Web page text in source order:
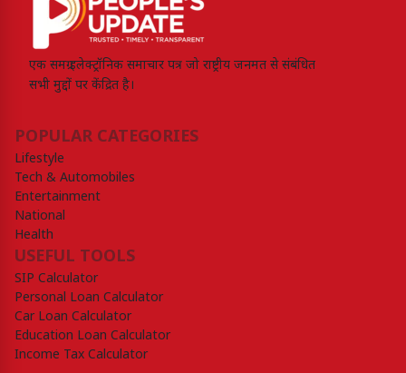
एक समग्र इलेक्ट्रॉनिक समाचार पत्र जो राष्ट्रीय जनमत से संबंधित
सभी मुद्दों पर केंद्रित है।
POPULAR CATEGORIES
Lifestyle
Tech & Automobiles
Entertainment
National
Health
USEFUL TOOLS
SIP Calculator
Personal Loan Calculator
Car Loan Calculator
Education Loan Calculator
Income Tax Calculator